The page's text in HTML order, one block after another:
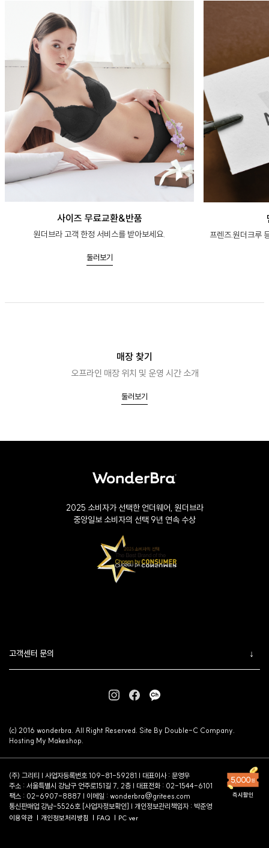
사이즈 무료교환&반품
원더브라 고객 한정 서비스를 받아보세요.
둘러보기
프렌즈.원더크루
매장 찾기
오프라인 매장 위치 및 운영 시간 소개
둘러보기
2025 소비자가 선택한 언더웨어, 원더브라
중앙일보 소비자의 선택 9년 연속 수상
고객센터 문의
(c) 2016 wonderbra. All Right Reserved. Site By Double-C Company.
Hosting My Makeshop.
(주) 그리티 | 사업자등록번호 109-81-59281 | 대표이사 : 문영우
주소 : 서울특별시 강남구 언주로151길 7, 2층 | 대표전화 : 02-1544-6101
팩스 : 02-6907-8887 | 이메일 : wonderbra@gritees.com
통신판매업 강남-5526호 [사업자정보확인] | 개인정보관리책임자 : 박준영
이용약관 개인정보처리방침 FAQ PC ver